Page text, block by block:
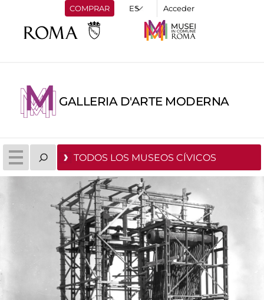
COMPRAR Acceder
GALLERIA D'ARTE MODERNA
TODOS LOS MUSEOS CÍVICOS